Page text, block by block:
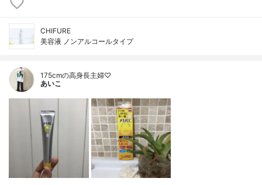
CHIFURE
美容液 ノンアルコールタイプ
175cmの高身長主婦♡
あいこ